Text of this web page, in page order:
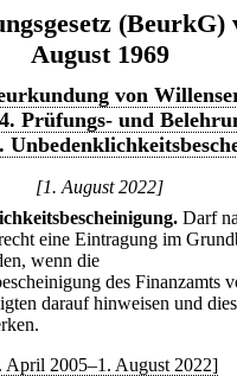
(BeurkG)
August 1969
von
Prüfungs- und
[1. August 2022]
Darf
eine Eintragung im
wenn die
des Finanzamts
darauf hinweisen und
April 2005–1. August 2022]